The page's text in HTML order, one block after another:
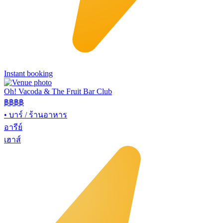
Instant booking
Oh! Vacoda & The Fruit Bar Club
฿฿฿฿
• บาร์ / ร้านอาหาร
อารีย์
เฮาส์